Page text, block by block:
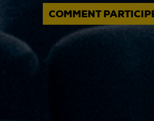
COMMENT